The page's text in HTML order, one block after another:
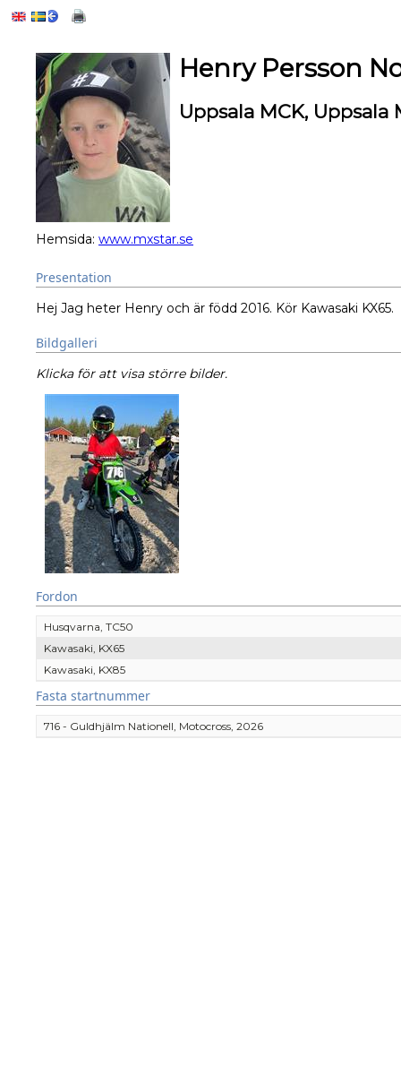
Henry Persson
Uppsala MCK, Uppsala
Hemsida: www.mxstar.se
Presentation
Hej Jag heter Henry och är född 2016. Kör Kawasaki KX65.
Bildgalleri
Klicka för att visa större bilder.
Fordon
Husqvarna, TC50
Kawasaki, KX65
Kawasaki, KX85
Fasta startnummer
716 - Guldhjälm Nationell, Motocross, 2026